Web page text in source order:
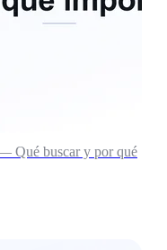
Qué buscar y por qué